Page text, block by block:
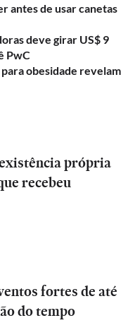
antes de usar canetas
deve girar US$ 9
PwC
obesidade revelam
própria
recebeu
fortes de até
do tempo